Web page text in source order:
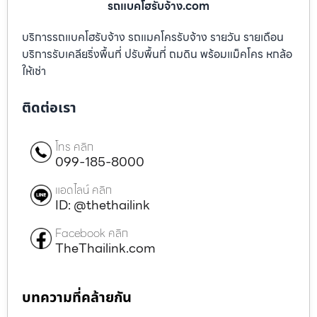
รถแบคโฮรับจ้าง.com
บริการรถแบคโฮรับจ้าง รถแมคโครรับจ้าง รายวัน รายเดือน
บริการรับเคลียริ่งพื้นที่ ปรับพื้นที่ ถมดิน พร้อมแม็คโคร หกล้อ
ให้เช่า
ติดต่อเรา
โทร คลิก
099-185-8000
แอดไลน์ คลิก
ID: @thethailink
Facebook คลิก
TheThailink.com
บทความที่คล้ายกัน